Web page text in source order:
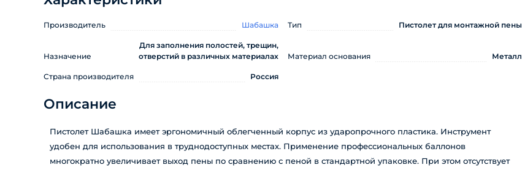
Производитель Шабашка Тип Пистолет для монтажной пены
Назначение
Для заполнения полостей, трещин,
отверстий в различных материалах
Материал основания Металл
Страна производителя Россия
Описание
Пистолет Шабашка имеет эргономичный облегченный корпус из ударопрочного пластика. Инструмент
удобен для использования в труднодоступных местах. Применение профессиональных баллонов
многократно увеличивает выход пены по сравнению с пеной в стандартной упаковке. При этом отсутствует